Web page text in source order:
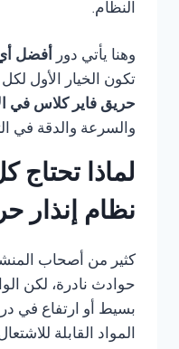
النظام.
وهنا يأتي دور أفضل
تكون الخيار الأول
حريق فاير كلاس في
والسرعة والدقة في
لماذا تحتاج
نظام إنذار
كثير من أصحاب
حوادث نادرة، لكن
بسيط أو ارتفاع في
المواد القابلة